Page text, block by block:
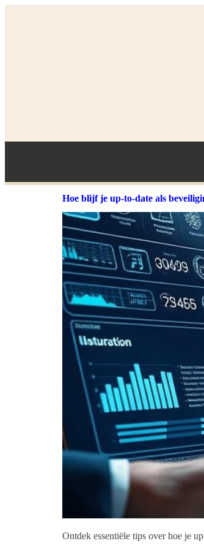
Hoe blijf je up-to-date als
Ontdek essentiële tips over hoe je